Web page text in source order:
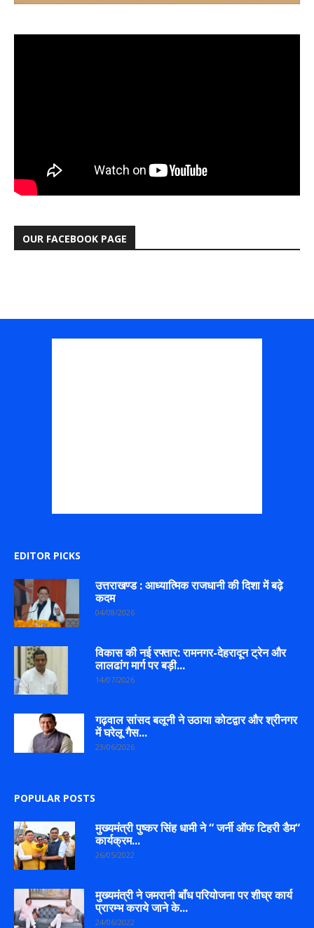
OUR FACEBOOK PAGE
EDITOR PICKS
उत्तराखण्ड : आध्यात्मिक राजधानी की दिशा में बढ़े
कदम
04/08/2026
विकास की नई रफ्तार: रामनगर-देहरादून ट्रेन और
लालढांग मार्ग पर बड़ी...
14/07/2026
गढ़वाल सांसद बलूनी ने उठाया कोटद्वार और श्रीनगर
में घरेलू गैस...
23/06/2026
POPULAR POSTS
मुख्यमंत्री पुष्कर सिंह धामी ने “ जर्नी ऑफ टिहरी डैम“
कार्यक्रम...
26/05/2022
मुख्यमंत्री ने जमरानी बाँध परियोजना पर शीघ्र कार्य
प्रारम्भ कराये जाने के...
24/06/2022